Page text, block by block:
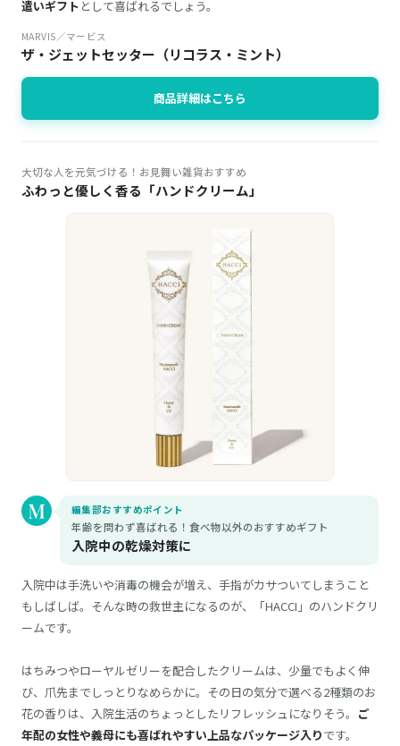
遣いギフト として喜ばれるでしょう。
MARVIS／マービス
ザ・ジェットセッター（リコラス・ミント）
商品詳細はこちら
大切な人を元気づける！お見舞い雑貨おすすめ
ふわっと優しく香る「ハンドクリーム」
編集部おすすめポイント
年齢を問わず喜ばれる！食べ物以外のおすすめギフト
入院中の乾燥対策に
入院中は手洗いや消毒の機会が増え、手指がカサついてしまうこと
もしばしば。そんな時の救世主になるのが、「HACCI」のハンドクリ
ームです。
はちみつやローヤルゼリーを配合したクリームは、少量でもよく伸
び、爪先までしっとりなめらかに。その日の気分で選べる2種類のお
花の香りは、入院生活のちょっとしたリフレッシュになりそう。 ご
年配の女性や義母にも喜ばれやすい上品なパッケージ入りです。